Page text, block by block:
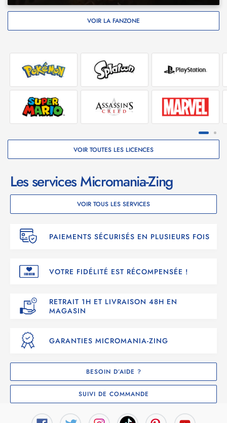
VOIR LA FANZONE
VOIR TOUTES LES LICENCES
Les services Micromania-Zing
VOIR TOUS LES SERVICES
PAIEMENTS SÉCURISÉS EN PLUSIEURS FOIS
VOTRE FIDÉLITÉ EST RÉCOMPENSÉE !
RETRAIT 1H ET LIVRAISON 48H EN
MAGASIN
GARANTIES MICROMANIA-ZING
BESOIN D’AIDE ?
SUIVI DE COMMANDE